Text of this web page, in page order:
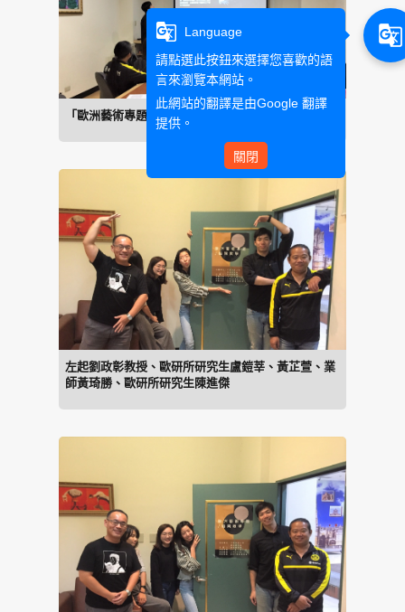
「歐洲藝術專題」課程協同教學
左起劉政彰教授、歐研所研究生盧鎧莘、黃芷萱、業
師黃琦勝、歐研所研究生陳進傑
g_translate
Language
請點選此按鈕來選擇您喜歡的語
言來瀏覽本網站。
此網站的翻譯是由Google 翻譯
提供。
關閉
g_translate